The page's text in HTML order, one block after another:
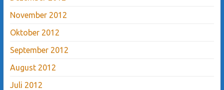
November 2012
Oktober 2012
September 2012
August 2012
Juli 2012